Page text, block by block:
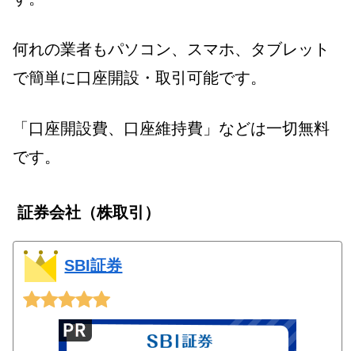
何れの業者もパソコン、スマホ、タブレット
で簡単に口座開設・取引可能です。
「口座開設費、口座維持費」などは一切無料
です。
証券会社（株取引）
SBI証券